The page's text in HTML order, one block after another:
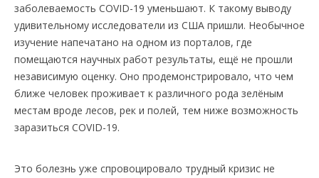
заболеваемость COVID-19 уменьшают. К такому выводу
удивительному исследователи из США пришли. Необычное
изучение напечатано на одном из порталов, где
помещаются научных работ результаты, ещё не прошли
независимую оценку. Оно продемонстрировало, что чем
ближе человек проживает к различного рода зелёным
местам вроде лесов, рек и полей, тем ниже возможность
заразиться COVID-19.
Это болезнь уже спровоцировало трудный кризис не